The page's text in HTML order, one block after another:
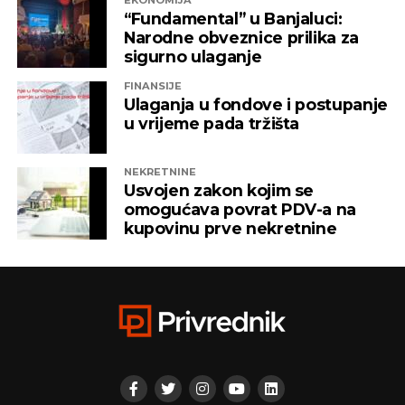
ITSS”, “Sirius 2010”, “Kaldera”, “K-2 Audio” u čijem je
vlasništvu Alternativna televizija, “Una World” u
čijem je vlasništvu bila “Una TV”.
Iz “Infinity-ja” su tada saopštili da će bez posla ostati
oko 800 ljudi, a spas su potražili u registrovanju
novih kompanija i promjenama vlasničke strukture,
pretvarajućći dotatašnje rukovodioce u vlasnike.
„Invictus“ su prije mjesec dana osnovali menadžeri
„Prointera“ i „Siriusa”.
REKLAMA
“Fundamental” u Banjaluci:
Narodne obveznice prilika za
sigurno ulaganje
FINANSIJE
Ulaganja u fondove i postupanje
u vrijeme pada tržišta
NEKRETNINE
Usvojen zakon kojim se
omogućava povrat PDV-a na
kupovinu prve nekretnine